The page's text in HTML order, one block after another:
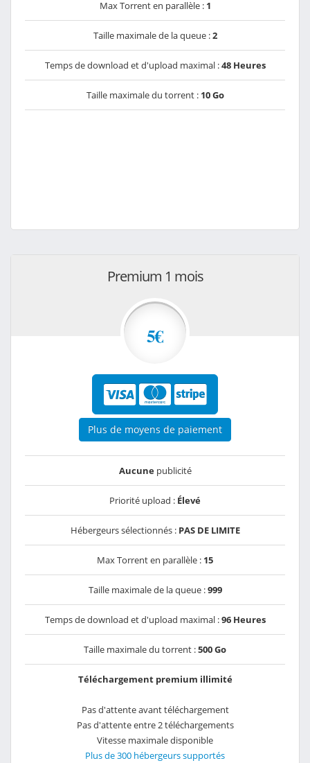
Max Torrent en parallèle : 1
Taille maximale de la queue :2
Temps de download et d'upload maximal :48 Heures
Taille maximale du torrent : 10 Go
Premium 1 mois
5€
Plus de moyens de paiement
Aucunepublicité
Priorité upload : Élevé
Hébergeurs sélectionnés : PAS DE LIMITE
Max Torrent en parallèle : 15
Taille maximale de la queue :999
Temps de download et d'upload maximal :96 Heures
Taille maximale du torrent :500 Go
Téléchargement premium illimité
Pas d'attente avant téléchargement
Pas d'attente entre 2 téléchargements
Vitesse maximale disponible
Plus de 300 hébergeurs supportés